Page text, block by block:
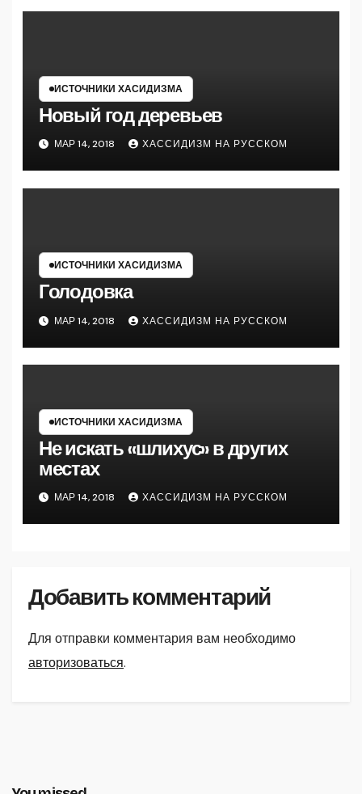
ИСТОЧНИКИ ХАСИДИЗМА
Новый год деревьев
МАР 14, 2018 ХАССИДИЗМ НА РУССКОМ
ИСТОЧНИКИ ХАСИДИЗМА
Голодовка
МАР 14, 2018 ХАССИДИЗМ НА РУССКОМ
ИСТОЧНИКИ ХАСИДИЗМА
Не искать «шлихус» в других
местах
МАР 14, 2018 ХАССИДИЗМ НА РУССКОМ
Добавить комментарий
Для отправки комментария вам необходимо
авторизоваться.